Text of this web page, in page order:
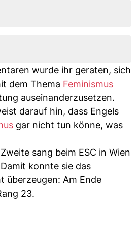
wurde ihr geraten, sich
dem Thema Feminismus
auseinanderzusetzen.
darauf hin, dass Engels
gar nicht tun könne, was
sang beim ESC in Wien
konnte sie das
überzeugen: Am Ende
23.